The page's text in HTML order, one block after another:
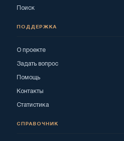
Поиск
ПОДДЕРЖКА
О проекте
Задать вопрос
Помощь
Контакты
Статистика
СПРАВОЧНИК